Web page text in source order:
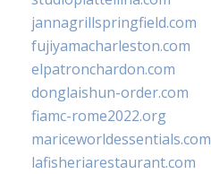
jannagrillspringfield.com
fujiyamacharleston.com
elpatronchardon.com
donglaishun-order.com
fiamc-rome2022.org
mariceworldessentials.com
lafisheriarestaurant.com